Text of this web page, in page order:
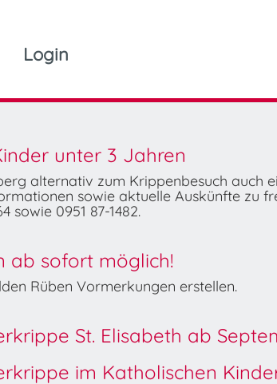
Login
unter 3 Jahren
alternativ zum Krippenbesuch auch
sowie aktuelle Auskünfte zu
sowie 0951 87-1482.
ab sofort möglich!
Rüben Vormerkungen erstellen.
St. Elisabeth ab
im Katholischen